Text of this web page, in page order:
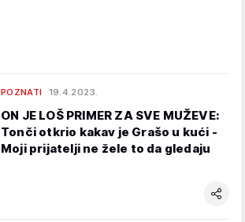
POZNATI 19.4.2023.
ON JE LOŠ PRIMER ZA SVE MUŽEVE:
Tonči otkrio kakav je Grašo u kući -
Moji prijatelji ne žele to da gledaju